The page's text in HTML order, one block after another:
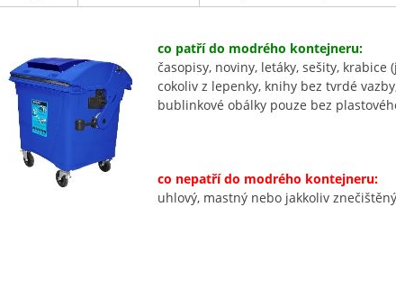
co patří do modrého kontejneru:
časopisy, noviny, letáky, sešity,
cokoliv z lepenky, knihy bez tvrdé
bublinkové obálky pouze bez
co nepatří do modrého kontejneru:
uhlový, mastný nebo jakkoliv